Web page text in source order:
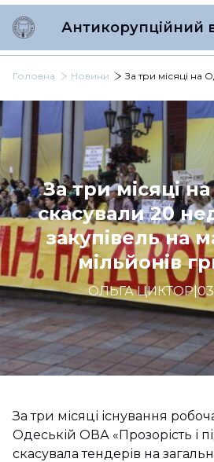
Антикорупційний
Головна Новини
За три місяці
скасували 20
закупівель на
мільйонів
ОЛЬГА ЦИКТОР|
За три місяці існування
Одеській ОВА «Прозорість і
скасувала тендерів на